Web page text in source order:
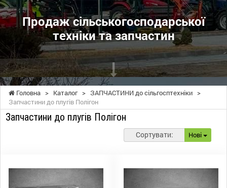
Продаж сільськогосподарської
техніки та запчастин
Головна > Каталог > ЗАПЧАСТИНИ до сільгосптехніки >
Запчастини до плугів Полігон
Запчастини до плугів Полігон
Сортувати: Нові